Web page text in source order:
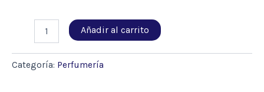
FUERTE
500MG
Añadir al carrito
Categoría: Perfumería